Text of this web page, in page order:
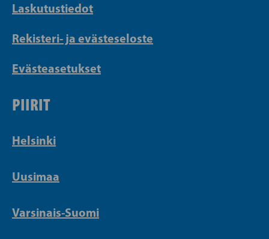
Laskutustiedot
Rekisteri- ja evästeseloste
Evästeasetukset
PIIRIT
Helsinki
Uusimaa
Varsinais-Suomi